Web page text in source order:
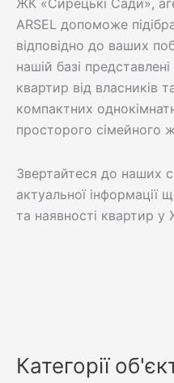
Категорії
ARSEL допоможе
відповідно до ваших
нашій базі
квартир від власників
компактних
просторого сімейного
Звертайтеся до наших
актуальної інформації
та наявності квартир